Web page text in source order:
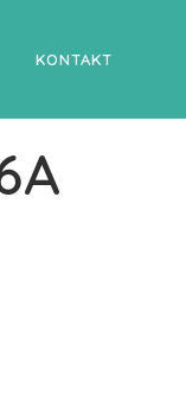
KONTAKT